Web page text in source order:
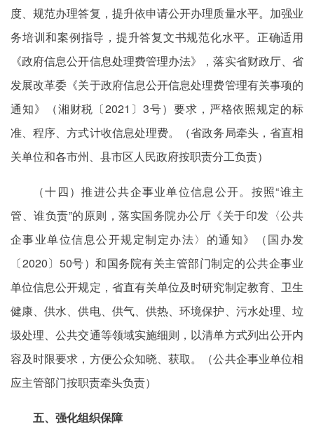
度、规范办理答复，提升依申请公开办理质量水平。加强业
务培训和案例指导，提升答复文书规范化水平。正确适用
《政府信息公开信息处理费管理办法》，落实省财政厅、省
发展改革委《关于政府信息公开信息处理费管理有关事项的
通知》（湘财税〔2021〕3号）要求，严格依照规定的标
准、程序、方式计收信息处理费。（省政务局牵头，省直相
关单位和各市州、县市区人民政府按职责分工负责）
（十四）推进公共企事业单位信息公开。按照“谁主
管、谁负责”的原则，落实国务院办公厅《关于印发〈公共
企事业单位信息公开规定制定办法〉的通知》（国办发
〔2020〕50号）和国务院有关主管部门制定的公共企事业
单位信息公开规定，省直有关单位及时研究制定教育、卫生
健康、供水、供电、供气、供热、环境保护、污水处理、垃
圾处理、公共交通等领域实施细则，以清单方式列出公开内
容及时限要求，方便公众知晓、获取。（公共企事业单位相
应主管部门按职责牵头负责）
五、强化组织保障